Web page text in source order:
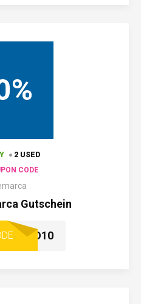
2 USED
CODE
Gutschein
ESD10